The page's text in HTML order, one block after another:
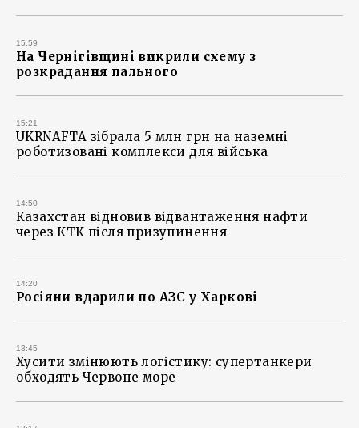
15:59
На Чернігівщині викрили схему з
розкрадання пального
15:21
UKRNAFTA зібрала 5 млн грн на наземні
роботизовані комплекси для війська
14:50
Казахстан відновив відвантаження нафти
через КТК після призупинення
14:20
Росіяни вдарили по АЗС у Харкові
13:45
Хусити змінюють логістику: супертанкери
обходять Червоне море